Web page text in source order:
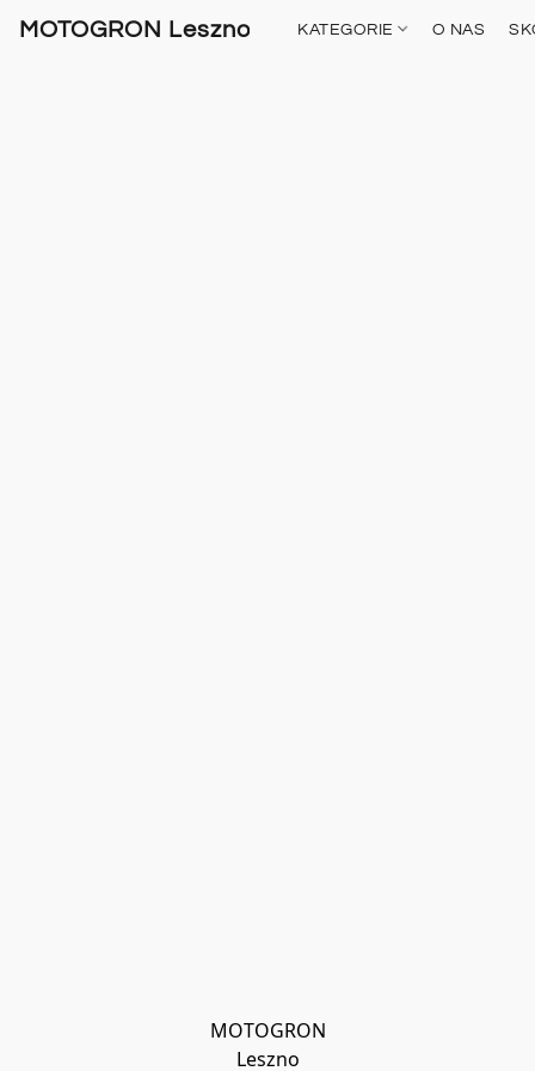
MOTOGRON Leszno KATEGORIE O NAS
MOTOGRON
Leszno